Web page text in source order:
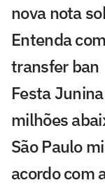
nova nota
Entenda
transfer ban
Festa
milhões
São Paulo
acordo com